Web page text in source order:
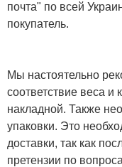
почта" по всей
покупатель.
Мы настоятельно
соответствие веса и
накладной. Также
упаковки. Это
доставки, так как
претензии по